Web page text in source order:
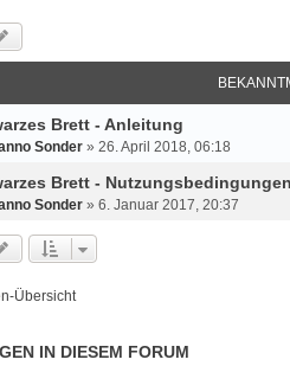
Brett - Anleitung
Sonder »26. April 2018, 06:18
Brett - Nutzungsbedingungen
Sonder »6. Januar 2017, 20:37
Übersicht
IN DIESEM FORUM